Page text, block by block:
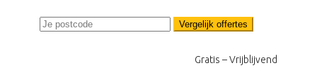
Vergelijk offertes
Gratis – Vrijblijvend